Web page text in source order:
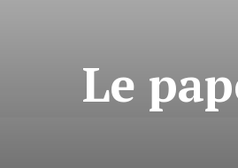
Le